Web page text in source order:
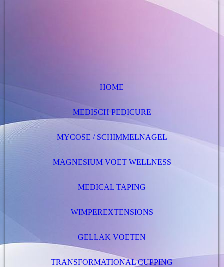
HOME
MEDISCH PEDICURE
MYCOSE / SCHIMMELNAGEL
MAGNESIUM VOET WELLNESS
MEDICAL TAPING
WIMPEREXTENSIONS
GELLAK VOETEN
TRANSFORMATIONAL CUPPING